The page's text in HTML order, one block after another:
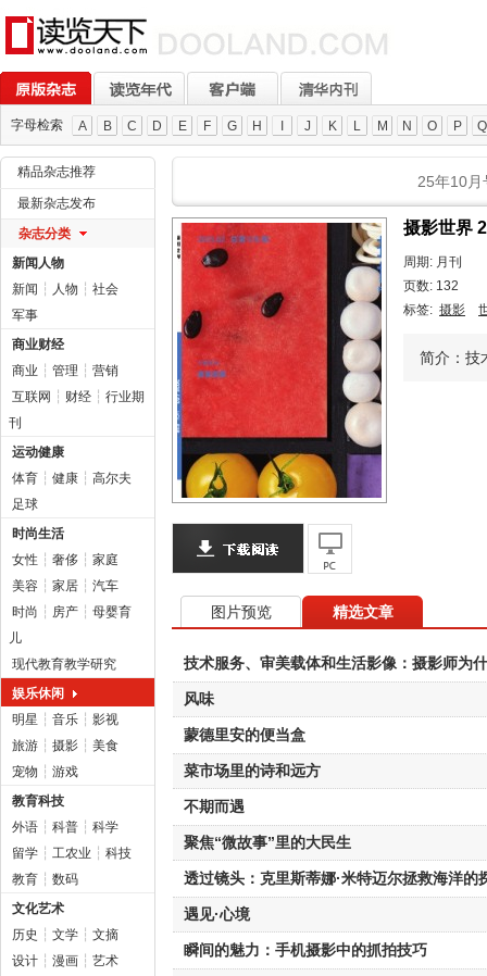
字母检索 A B C D E F G H J K L M N O P Q
精品杂志推荐
最新杂志发布
杂志分类
新闻人物
新闻 ┆ 人物 ┆ 社会
军事
商业财经
商业 ┆ 管理 ┆ 营销
互联网 ┆ 财经 ┆ 行业期
刊
运动健康
体育 ┆ 健康 ┆ 高尔夫
足球
时尚生活
女性 ┆ 奢侈 ┆ 家庭
美容 ┆ 家居 ┆ 汽车
时尚 ┆ 房产 ┆ 母婴育
儿
现代教育教学研究
娱乐休闲
明星 ┆ 音乐 ┆ 影视
旅游 ┆ 摄影 ┆ 美食
宠物 ┆ 游戏
教育科技
外语 ┆ 科普 ┆ 科学
留学 ┆ 工农业 ┆ 科技
教育 ┆ 数码
文化艺术
历史 ┆ 文学 ┆ 文摘
设计 ┆ 漫画 ┆ 艺术
25年10月
摄影世界
周期: 月刊
页数: 132
标签: 摄影
简介：技
图片预览 精选文章
技术服务、审美载体和生活影像：摄影师为
风味
蒙德里安的便当盒
菜市场里的诗和远方
不期而遇
聚焦“微故事”里的大民生
透过镜头：克里斯蒂娜·米特迈尔拯救海洋的
遇见·心境
瞬间的魅力：手机摄影中的抓拍技巧